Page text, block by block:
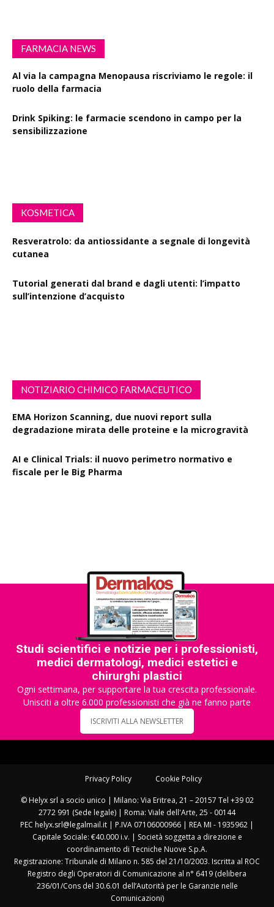
FARMACIA NEWS
Al via la campagna Menopausa riscriviamo le regole: il
ruolo della farmacia
Drink Spiking: le farmacie scendono in campo per la
sensibilizzazione
KOSMETICA
Resveratrolo: da antiossidante a segnale di longevità
cutanea
Tutorial generati dal brand e dagli utenti: l’impatto
sull’intenzione d’acquisto
NOTIZIARIO CHIMICO FARMACEUTICO
EMA Horizon Scanning, due nuovi report sulla
degradazione mirata delle proteine e la microgravità
AI e Clinical Trials: il nuovo perimetro normativo e
fiscale per le Big Pharma
Studi scientifici e notizie per i professionisti,
medici dermatologi, medici estetici e
chirurghi plastici
Ogni settimana, per supportare la tua crescita professionale.
Unisciti a oltre 6.000 professionisti che già ne fanno parte
ISCRIVITI ALLA NEWSLETTER
Privacy Policy Cookie Policy
© Helyx srl a socio unico | Milano: Via Eritrea, 21 – 20157 Tel +39 02
2772 991 (Sede legale) | Roma: Viale dell'Arte, 25 - 00144
PEC helyx.srl@legalmail.it | P.IVA 07106000966 | REA MI - 1935962 |
Capitale Sociale: €40.000 i.v. | Società soggetta a direzione e
coordinamento di Tecniche Nuove S.p.A.
Registrazione: Tribunale di Milano n. 585 del 21/10/2003. Iscritta al ROC
Registro degli Operatori di Comunicazione al n° 6419 (delibera
236/01/Cons del 30.6.01 dell’Autorità per le Garanzie nelle
Comunicazioni)